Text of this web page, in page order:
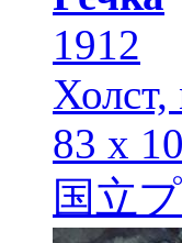
1912
Холст,
83 х
国立